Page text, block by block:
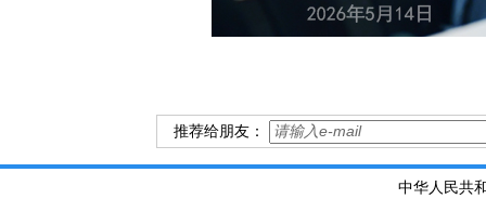
推荐给朋友：
中华人民共